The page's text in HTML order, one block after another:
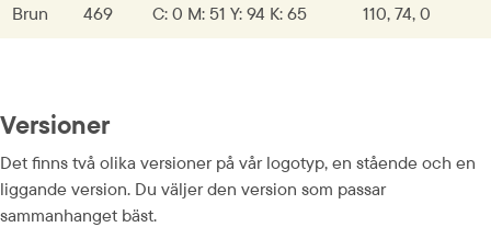
Brun 469 C: 0 M: 51 Y: 94 K: 65 110, 74, 0
Versioner
Det finns två olika versioner på vår logotyp, en stående och en
liggande version. Du väljer den version som passar
sammanhanget bäst.